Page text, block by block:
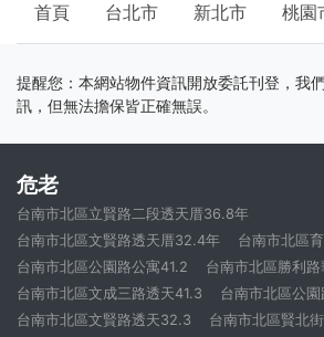
首頁 台北市 新北市 桃園
提醒您：本網站物件資訊開放委託刊登，我
訊，但無法擔保皆正確無誤。
危老
台南市北區立賢路二段透天厝36.8年
台南市北區文賢路透天厝32.4年
台南市北區
台南市北區公園路公寓41.2
台南市北區勝利
台南市北區文成三路透天41.3
台南市北區公
台南市北區文賢路透天32.3
台南市北區賢北